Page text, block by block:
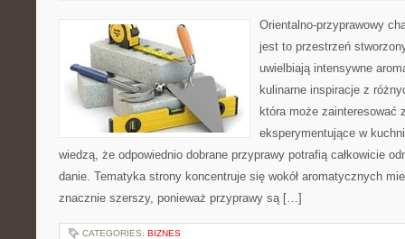
Orientalno-przyprawowy
jest to przestrzeń
uwielbiają intensywne
kulinarne inspiracje z
która może zainteresować
eksperymentujące w
wiedzą, że odpowiednio dobrane przyprawy potrafią całkowicie
danie. Tematyka strony koncentruje się wokół aromatycznych
znacznie szerszy, ponieważ przyprawy są […]
CATEGORIES: BIZNES